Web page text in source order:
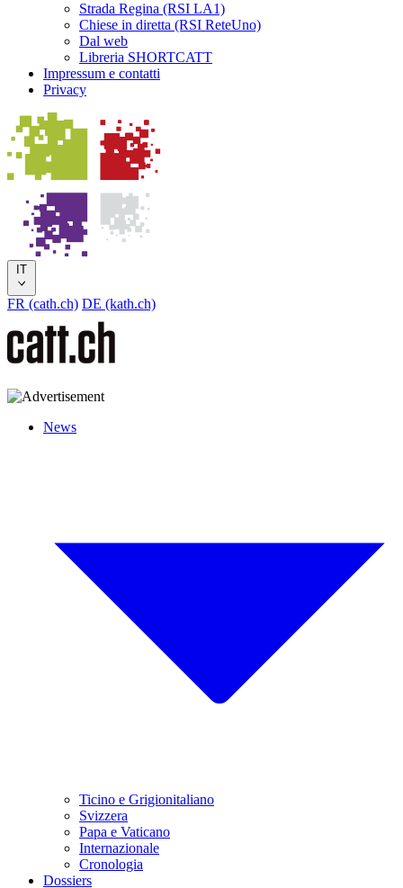
Strada Regina (RSI LA1)
Chiese in diretta (RSI ReteUno)
Dal web
Libreria SHORTCATT
Impressum e contatti
Privacy
IT
FR (cath.ch) DE (kath.ch)
News
Ticino e Grigionitaliano
Svizzera
Papa e Vaticano
Internazionale
Cronologia
Dossiers